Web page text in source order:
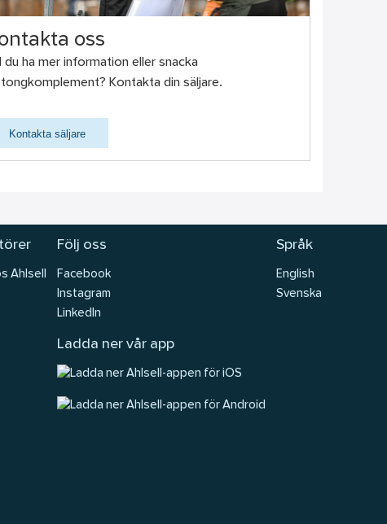
oss
du ha mer information eller snacka
Kontakta din säljare.
Kontakta säljare
Ahlsell
Följ oss
Facebook
Instagram
LinkedIn
Ladda ner vår app
Språk
English
Svenska